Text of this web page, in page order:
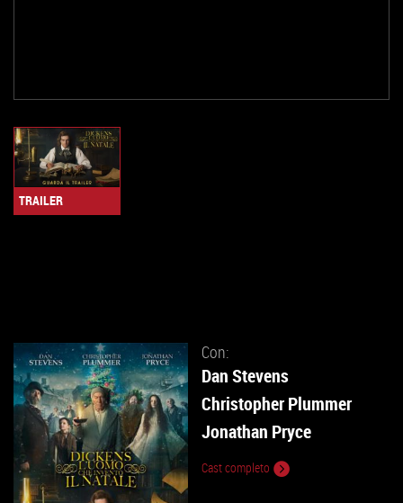
TRAILER
Con:
Dan Stevens
Christopher Plummer
Jonathan Pryce
Cast completo